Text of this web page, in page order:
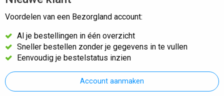
Voordelen van een Bezorgland account:
Al je bestellingen in één overzicht
Sneller bestellen zonder je gegevens in te vullen
Eenvoudig je bestelstatus inzien
Account aanmaken